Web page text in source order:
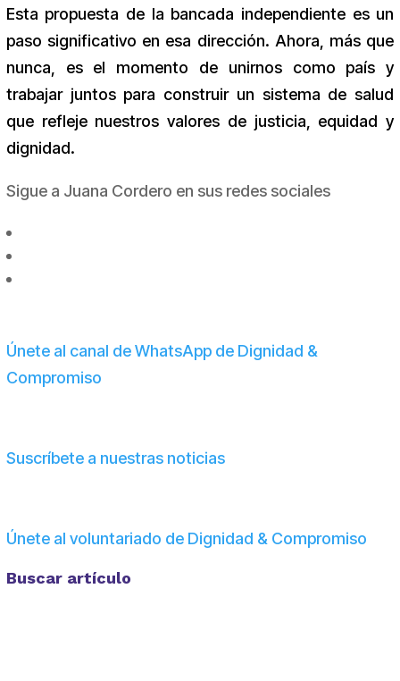
Esta propuesta de la bancada independiente es un
paso significativo en esa dirección. Ahora, más que
nunca, es el momento de unirnos como país y
trabajar juntos para construir un sistema de salud
que refleje nuestros valores de justicia, equidad y
dignidad.
Sigue a Juana Cordero en sus redes sociales
Únete al canal de WhatsApp de Dignidad &
Compromiso
Suscríbete a nuestras noticias
Únete al voluntariado de Dignidad & Compromiso
Buscar artículo